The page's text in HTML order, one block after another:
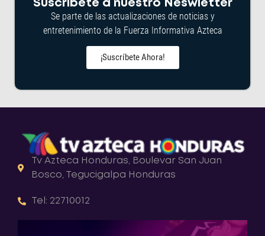
Suscríbete a nuestro Neswletter
Se parte de las actualizaciones de noticias y
entretenimiento de la Fuerza Informativa Azteca
¡Suscríbete Ahora!
Tv Azteca Honduras, Boulevar San Juan
Bosco, Tegucigalpa Honduras
Tel: 22710012